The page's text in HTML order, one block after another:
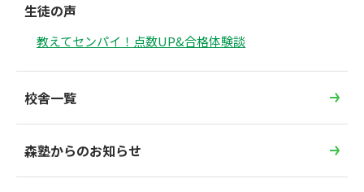
生徒の声
教えてセンパイ！点数UP&合格体験談
校舎一覧
森塾からのお知らせ